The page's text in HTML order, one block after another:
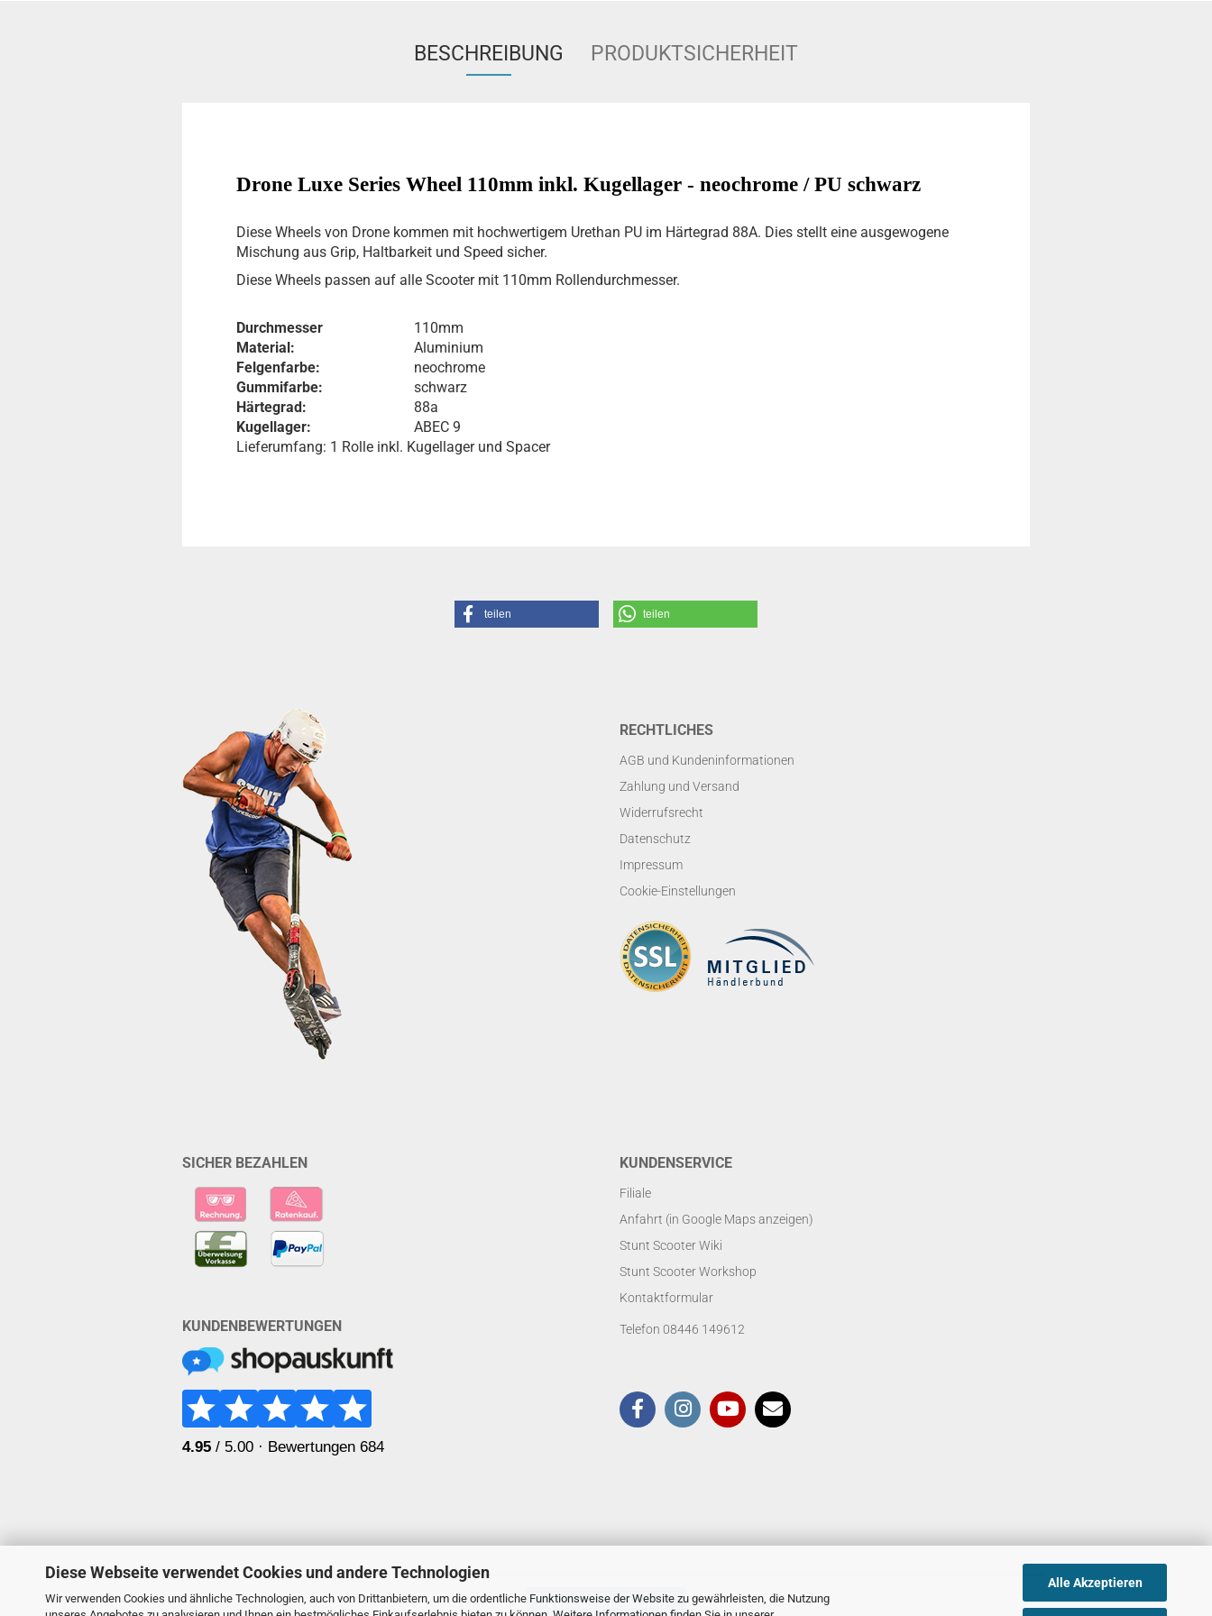
Diese Webseite verwendet Cookies und andere Technologien
Wir verwenden Cookies und ähnliche Technologien, auch von Drittanbietern, um die ordentliche Funktionsweise der Website zu gewährleisten, die Nutzung
Alle Akzeptieren
BESCHREIBUNG PRODUKTSICHERHEIT
Drone Luxe Series Wheel 110mm inkl. Kugellager - neochrome / PU schwarz
Diese Wheels von Drone kommen mit hochwertigem Urethan PU im Härtegrad 88A. Dies stellt eine ausgewogene
Mischung aus Grip, Haltbarkeit und Speed sicher.
Diese Wheels passen auf alle Scooter mit 110mm Rollendurchmesser.
Durchmesser
Material:
Felgenfarbe:
Gummifarbe:
Härtegrad:
Kugellager:
110mm
Aluminium
neochrome
schwarz
88a
ABEC 9
Lieferumfang: 1 Rolle inkl. Kugellager und Spacer
teilen teilen
RECHTLICHES
AGB und Kundeninformationen
Zahlung und Versand
Widerrufsrecht
Datenschutz
Impressum
Cookie-Einstellungen
SICHER BEZAHLEN
KUNDENBEWERTUNGEN
KUNDENSERVICE
Filiale
Anfahrt (in Google Maps anzeigen)
Stunt Scooter Wiki
Stunt Scooter Workshop
Kontaktformular
Telefon 08446 149612
Vertrag widerrufen